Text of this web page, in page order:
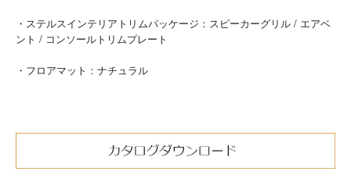
・ステルスインテリアトリムパッケージ：スピーカーグリル / エアベ
ント / コンソールトリムプレート
・フロアマット：ナチュラル